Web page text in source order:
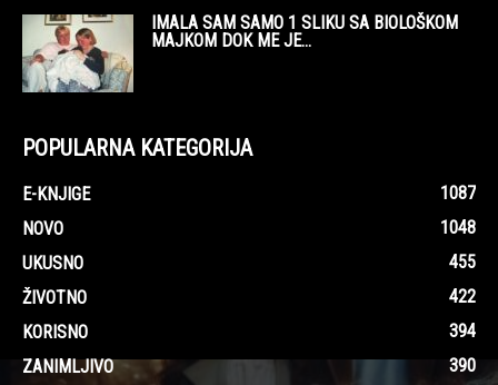
IMALA SAM SAMO 1 SLIKU SA BIOLOŠKOM
MAJKOM DOK ME JE...
POPULARNA KATEGORIJA
E-KNJIGE
1087
NOVO
1048
UKUSNO
455
ŽIVOTNO
422
KORISNO
394
ZANIMLJIVO
390